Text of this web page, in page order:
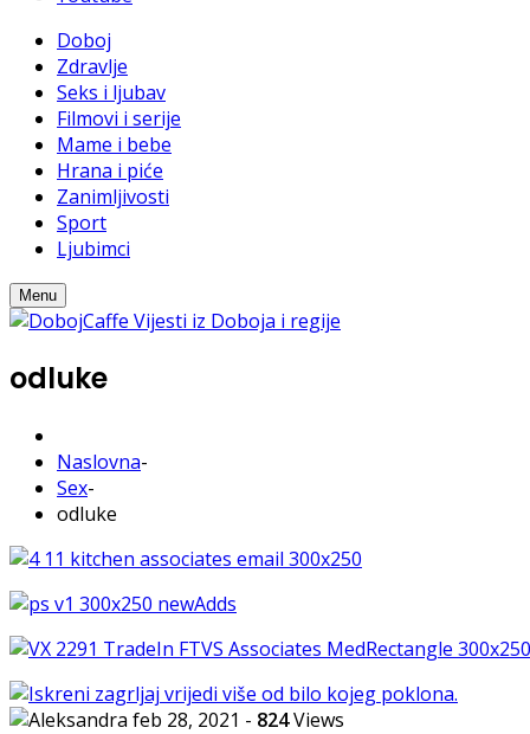
Doboj
Zdravlje
Seks i ljubav
Filmovi i serije
Mame i bebe
Hrana i piće
Zanimljivosti
Sport
Ljubimci
Menu
odluke
Naslovna-
Sex-
odluke
feb 28, 2021 - 824Views